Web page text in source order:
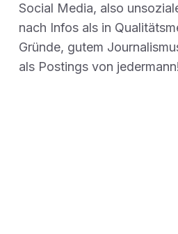
Social Media, also
nach Infos als in
Gründe, gutem
als Postings von jedermann!